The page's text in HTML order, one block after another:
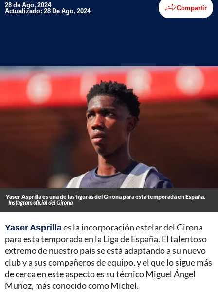
28 de Ago, 2024
Actualizado: 28 De Ago, 2024 Compartir
Yaser Asprilla es una de las figuras del Girona para esta temporada en España.
Instagram oficial del Girona
Yaser Asprillaes la incorporación estelar del Girona
para esta temporada en la Liga de España. El talentoso
extremo de nuestro país se está adaptando a su nuevo
club y a sus compañeros de equipo, y el que lo sigue más
de cerca en este aspecto es su técnico Miguel Ángel
Muñoz, más conocido como Míchel.